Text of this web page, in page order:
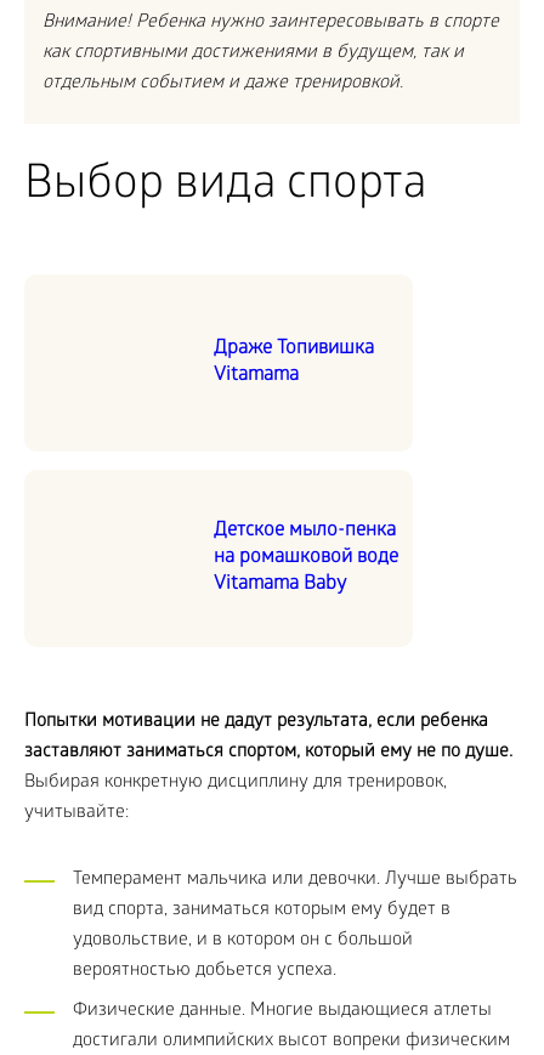
Внимание! Ребенка нужно заинтересовывать в спорте
как спортивными достижениями в будущем, так и
отдельным событием и даже тренировкой.
Выбор вида спорта
Драже Топивишка
Vitamama
Детское мыло-пенка
на ромашковой воде
Vitamama Baby
Попытки мотивации не дадут результата, если ребенка
заставляют заниматься спортом, который ему не по душе.
Выбирая конкретную дисциплину для тренировок,
учитывайте:
Темперамент мальчика или девочки. Лучше выбрать
вид спорта, заниматься которым ему будет в
удовольствие, и в котором он с большой
вероятностью добьется успеха.
Физические данные. Многие выдающиеся атлеты
достигали олимпийских высот вопреки физическим